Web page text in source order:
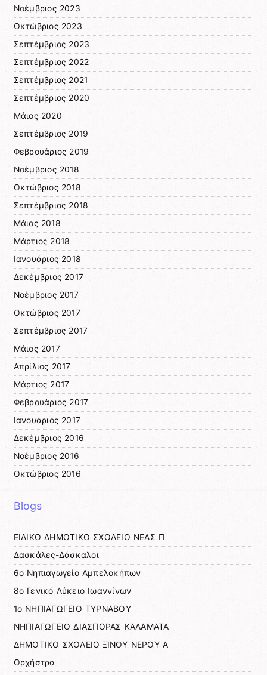
Νοέμβριος 2023
Οκτώβριος 2023
Σεπτέμβριος 2023
Σεπτέμβριος 2022
Σεπτέμβριος 2021
Σεπτέμβριος 2020
Μάιος 2020
Σεπτέμβριος 2019
Φεβρουάριος 2019
Νοέμβριος 2018
Οκτώβριος 2018
Σεπτέμβριος 2018
Μάιος 2018
Μάρτιος 2018
Ιανουάριος 2018
Δεκέμβριος 2017
Νοέμβριος 2017
Οκτώβριος 2017
Σεπτέμβριος 2017
Μάιος 2017
Απρίλιος 2017
Μάρτιος 2017
Φεβρουάριος 2017
Ιανουάριος 2017
Δεκέμβριος 2016
Νοέμβριος 2016
Οκτώβριος 2016
Blogs
ΕΙΔΙΚΟ ΔΗΜΟΤΙΚΟ ΣΧΟΛΕΙΟ ΝΕΑΣ Π
Δασκάλες-Δάσκαλοι
6ο Νηπιαγωγείο Αμπελοκήπων
8o Γενικό Λύκειο Ιωαννίνων
1ο ΝΗΠΙΑΓΩΓΕΙΟ ΤΥΡΝΑΒΟΥ
ΝΗΠΙΑΓΩΓΕΙΟ ΔΙΑΣΠΟΡΑΣ ΚΑΛΑΜΑΤΑ
ΔΗΜΟΤΙΚΟ ΣΧΟΛΕΙΟ ΞΙΝΟΥ ΝΕΡΟΥ Α
Ορχήστρα